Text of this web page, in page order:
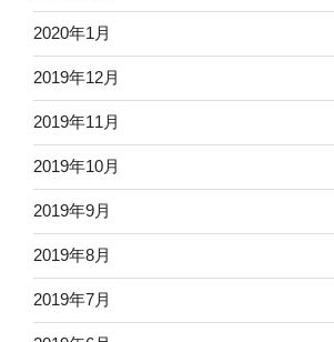
2020年1月
2019年12月
2019年11月
2019年10月
2019年9月
2019年8月
2019年7月